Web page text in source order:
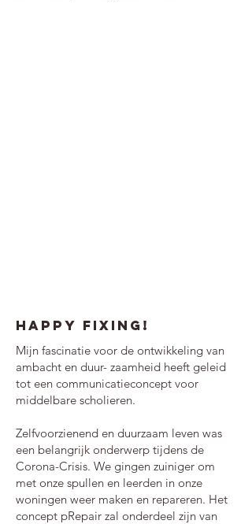
Happy Fixing!
Mijn fascinatie voor de ontwikkeling van
ambacht en duur- zaamheid heeft geleid
tot een communicatieconcept voor
middelbare scholieren.
Zelfvoorzienend en duurzaam leven was
een belangrijk onderwerp tijdens de
Corona-Crisis. We gingen zuiniger om
met onze spullen en leerden in onze
woningen weer maken en repareren. Het
concept pRepair zal onderdeel zijn van